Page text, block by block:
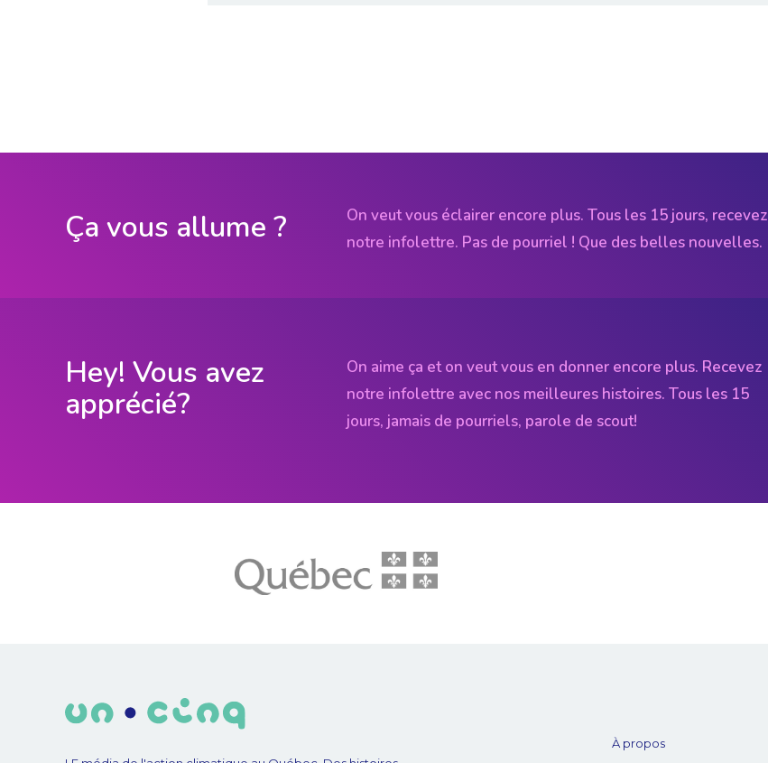
Ça vous allume ?
On veut vous éclairer encore plus. Tous les 15 jours, recevez
notre infolettre. Pas de pourriel ! Que des belles nouvelles.
Hey! Vous avez
apprécié?
On aime ça et on veut vous en donner encore plus. Recevez
notre infolettre avec nos meilleures histoires. Tous les 15
jours, jamais de pourriels, parole de scout!
À propos